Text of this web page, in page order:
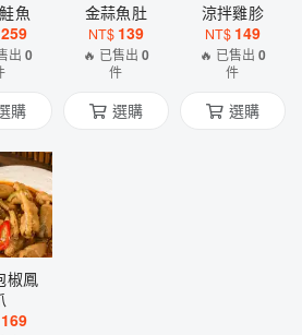
魚
259
出0
購
金蒜魚肚
NT$ 139
🔥 已售出0
件
選購
涼拌雞胗
NT$ 149
🔥 已售出0
件
選購
椒鳳
169